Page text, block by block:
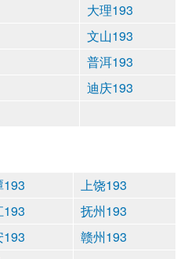
大理193
文山193
普洱193
迪庆193
193
上饶193
193
抚州193
193
赣州193